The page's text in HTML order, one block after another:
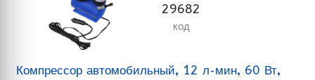
29682
код
Компрессор автомобильный, 12 л-мин, 60 Вт,